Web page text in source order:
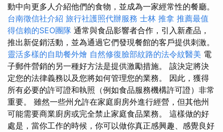
動中向更多人介紹他們的食物，並成為一家經常性的餐廳。
台南徵信社介紹 旅行社護照代辦服務 士林 推拿 推薦最值
得信賴的SEO團隊 通常與食品影響者合作，引入新產品，
推出新促銷活動，並為通過它們發現餐館的客戶提供刺激。
靈活多樣的自助餐外燴 自然修復臉部紋路的法令紋醫美 電
子郵件營銷的另一種好方法是提供激勵措施。 該決定將決
定您的法律義務以及您將如何管理您的業務。 因此，獲得
所有必要的許可證和執照（例如食品服務機構許可證）非常
重要。 雖然一些州允許在家庭廚房外進行經營，但其他州
可能需要商業廚房或完全禁止家庭食品業務。 這樣做的好
處是，當你工作的時候，你可以做你真正感興趣、感覺良好